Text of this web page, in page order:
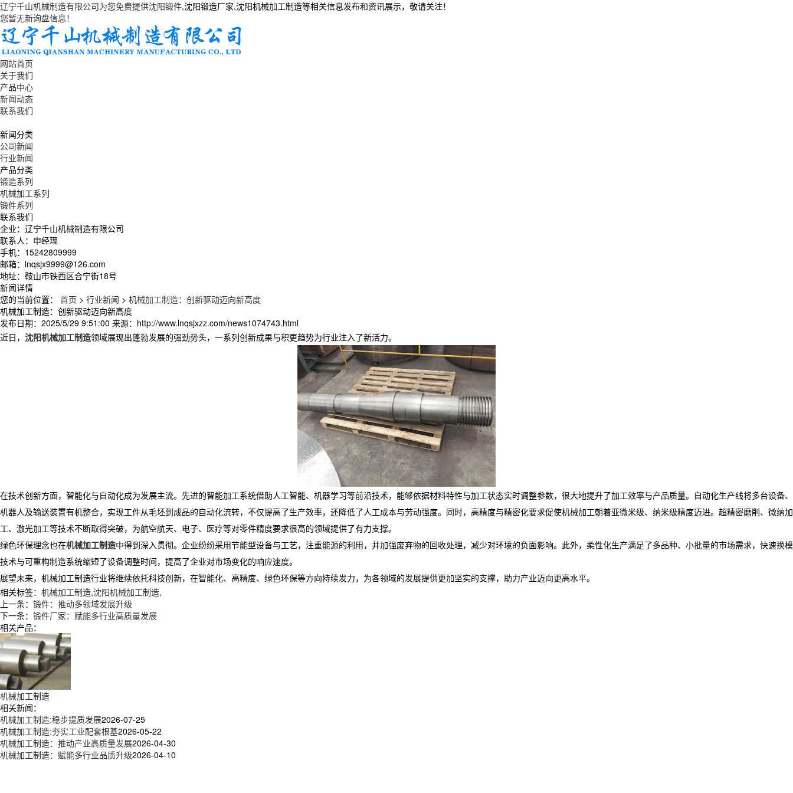
辽宁千山机械制造有限公司为您免费提供沈阳锻件,沈阳锻造厂家,沈阳机械加工制造等相关信息发布和资讯展示，敬请关注！
您暂无新询盘信息！
网站首页
关于我们
产品中心
新闻动态
联系我们
新闻分类
公司新闻
行业新闻
产品分类
锻造系列
机械加工系列
锻件系列
联系我们
企业：辽宁千山机械制造有限公司
联系人：申经理
手机：15242809999
邮箱：lnqsjx9999@126.com
地址：鞍山市铁西区合宁街18号
新闻详情
您的当前位置： 首页 > 行业新闻 > 机械加工制造：创新驱动迈向新高度​
机械加工制造：创新驱动迈向新高度​
发布日期： 2025/5/29 9:51:00 来源： http://www.lnqsjxzz.com/news1074743.html
近日， 沈阳机械加工制造领域展现出蓬勃发展的强劲势头，一系列创新成果与积更趋势为行业注入了新活力。
​ 在技术创新方面，智能化与自动化成为发展主流。先进的智能加工系统借助人工智能、机器学习等前沿技术，能够依据材料特性与加工状态实时调整参数，很大地提升了加工效率与产品质量。自动化生产线将多台设备、
机器人及输送装置有机整合，实现工件从毛坯到成品的自动化流转，不仅提高了生产效率，还降低了人工成本与劳动强度。同时，高精度与精密化要求促使机械加工朝着亚微米级、纳米级精度迈进。超精密磨削、微纳加
工、激光加工等技术不断取得突破，为航空航天、电子、医疗等对零件精度要求很高的领域提供了有力支撑。​
绿色环保理念也在机械加工制造中得到深入贯彻。企业纷纷采用节能型设备与工艺，注重能源的利用，并加强废弃物的回收处理，减少对环境的负面影响。此外，柔性化生产满足了多品种、小批量的市场需求，快速换模
技术与可重构制造系统缩短了设备调整时间，提高了企业对市场变化的响应速度。​
展望未来，机械加工制造行业将继续依托科技创新，在智能化、高精度、绿色环保等方向持续发力，为各领域的发展提供更加坚实的支撑，助力产业迈向更高水平。
相关标签： 机械加工制造,沈阳机械加工制造,
上一条： 锻件：推动多领域发展升级​
下一条： 锻件厂家：赋能多行业高质量发展
相关产品：
机械加工制造
相关新闻：
机械加工制造:稳步提质发展2026-07-25
机械加工制造:夯实工业配套根基2026-05-22
机械加工制造：推动产业高质量发展2026-04-30
机械加工制造：赋能多行业品质升级2026-04-10